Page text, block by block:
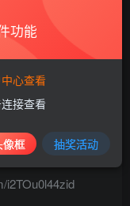
i2TOu0l44zid
功能
心查看
接查看
像框 抽奖活动